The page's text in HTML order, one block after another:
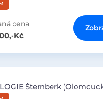
cena
Kč
Šternberk